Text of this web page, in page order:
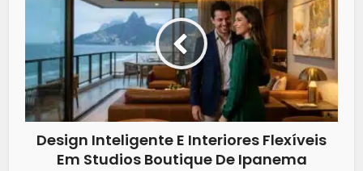
Design Inteligente E Interiores Flexíveis
Em Studios Boutique De Ipanema